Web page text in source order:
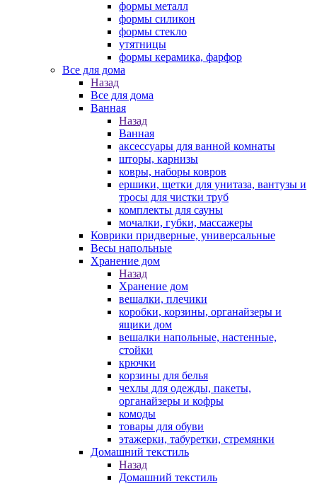
формы металл
формы силикон
формы стекло
утятницы
формы керамика, фарфор
Все для дома
Назад
Все для дома
Ванная
Назад
Ванная
аксессуары для ванной комнаты
шторы, карнизы
ковры, наборы ковров
ершики, щетки для унитаза, вантузы и
тросы для чистки труб
комплекты для сауны
мочалки, губки, массажеры
Коврики придверные, универсальные
Весы напольные
Хранение дом
Назад
Хранение дом
вешалки, плечики
коробки, корзины, органайзеры и
ящики дом
вешалки напольные, настенные,
стойки
крючки
корзины для белья
чехлы для одежды, пакеты,
органайзеры и кофры
комоды
товары для обуви
этажерки, табуретки, стремянки
Домашний текстиль
Назад
Домашний текстиль